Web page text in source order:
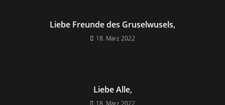
Liebe Freunde des Gruselwusels,
18. März 2022
Liebe Alle,
18. März 2022